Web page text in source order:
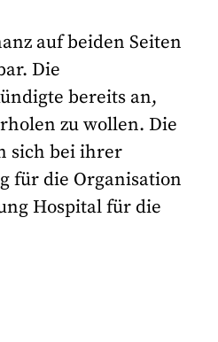
auf beiden Seiten
Die
bereits an,
zu wollen. Die
sich bei ihrer
für die Organisation
Hospital für die